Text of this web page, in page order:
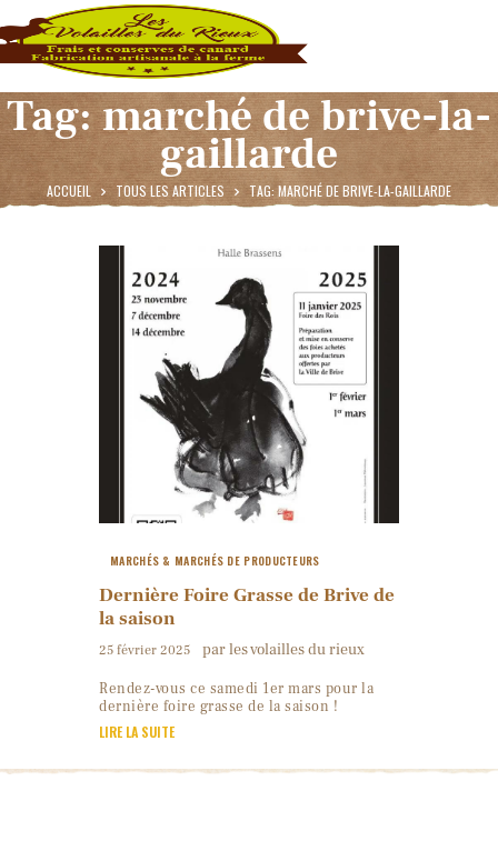
Tag: marché de brive-la-
gaillarde
ACCUEIL TOUS LES ARTICLES TAG: MARCHÉ DE BRIVE-LA-GAILLARDE
ACCUEIL
PRODUITS & TARIFS
ACTUALITÉS
CONTACT
MARCHÉS & MARCHÉS DE PRODUCTEURS
Dernière Foire Grasse de Brive de
la saison
25 février 2025 par les volailles du rieux
Rendez-vous ce samedi 1er mars pour la
dernière foire grasse de la saison !
LIRE LA SUITE